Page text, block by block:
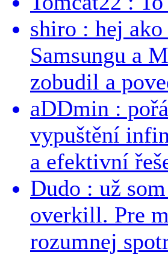
shiro : hej
Samsungu a
zobudil a
aDDmin :
vypuštění
a efektivní
Dudo : už
overkill. Pre
rozumnej